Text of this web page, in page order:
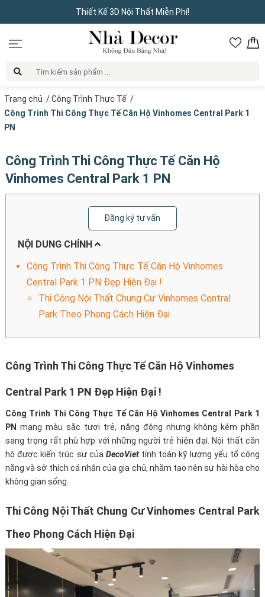
Thiết Kế 3D Nội Thất Miễn Phí!
Trang chủ /Công Trình Thực Tế /
Công Trình Thi Công Thực Tế Căn Hộ Vinhomes Central Park 1
PN
Công Trình Thi Công Thực Tế Căn Hộ
Vinhomes Central Park 1 PN
Đăng ký tư vấn
NỘI DUNG CHÍNH
Công Trình Thi Công Thực Tế Căn Hộ Vinhomes
Central Park 1 PN Đẹp Hiện Đại !
Thi Công Nội Thất Chung Cư Vinhomes Central
Park Theo Phong Cách Hiện Đại
Công Trình Thi Công Thực Tế Căn Hộ Vinhomes
Central Park 1 PN Đẹp Hiện Đại !
Công Trình Thi Công Thực Tế Căn Hộ Vinhomes Central Park 1
PN mang màu sắc tươi trẻ, năng động nhưng không kém phần
sang trọng rất phù hợp với những người trẻ hiện đại. Nội thất căn
hộ được kiến trúc sư của DecoViettính toán kỹ lượng yếu tố công
năng và sở thích cá nhân của gia chủ, nhằm tạo nên sự hài hòa cho
không gian sống.
Thi Công Nội Thất Chung Cư Vinhomes Central Park
Theo Phong Cách Hiện Đại